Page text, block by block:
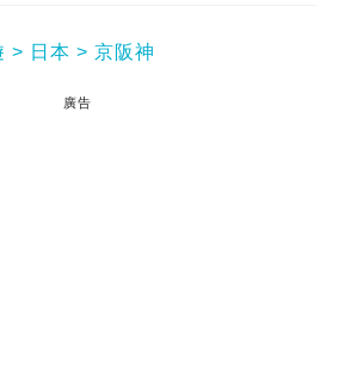
日本 京阪神
廣告